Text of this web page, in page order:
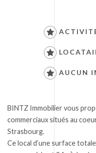
AUCUN
BINTZ Immobilier vous
commerciaux situés au
Strasbourg.
Ce local d’une surface